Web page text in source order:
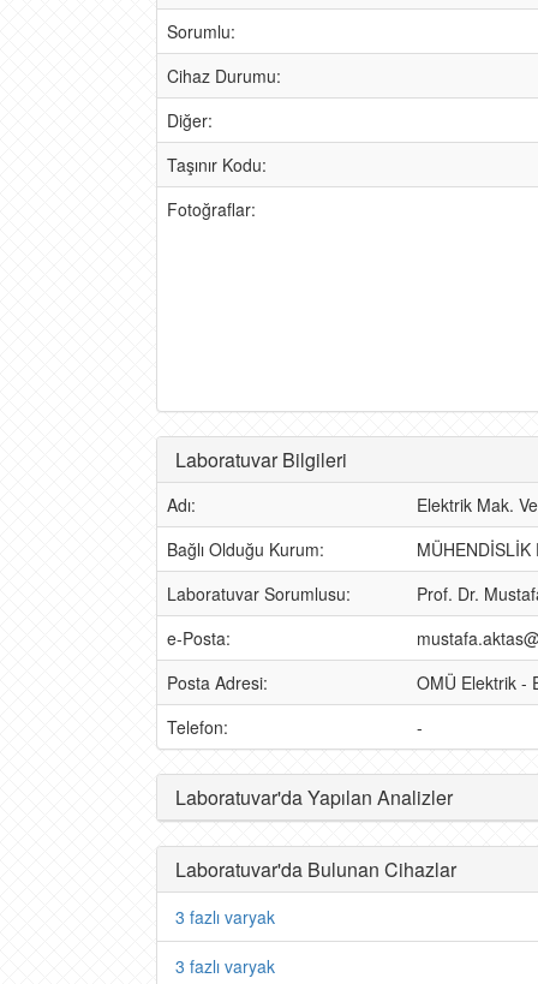
Sorumlu:
Cihaz Durumu:
Diğer:
Taşınır Kodu:
Fotoğraflar:
Laboratuvar Bilgileri
Adı:
Elektrik Mak.
Bağlı Olduğu Kurum:
MÜHENDİSLİK
Laboratuvar Sorumlusu:
Prof. Dr.
e-Posta:
Posta Adresi:
OMÜ Elektrik -
Telefon:
-
Laboratuvar'da Yapılan Analizler
Laboratuvar'da Bulunan Cihazlar
3 fazlı varyak
3 fazlı varyak